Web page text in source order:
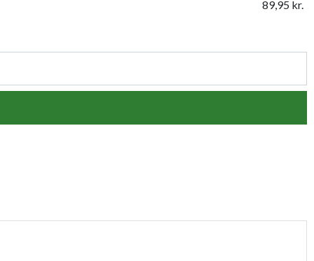
89,95 kr.